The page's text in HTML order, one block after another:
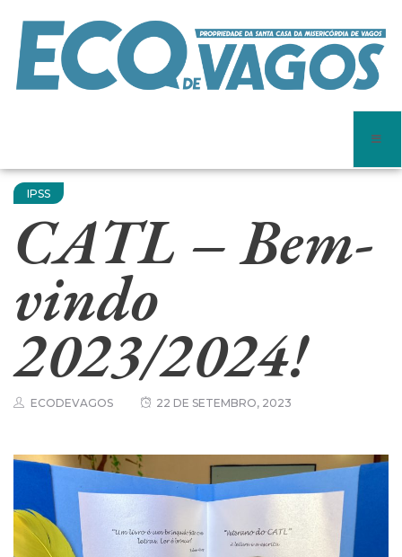
IPSS
CATL – Bem-
vindo
2023/2024!
ECODEVAGOS 22 DE SETEMBRO, 2023